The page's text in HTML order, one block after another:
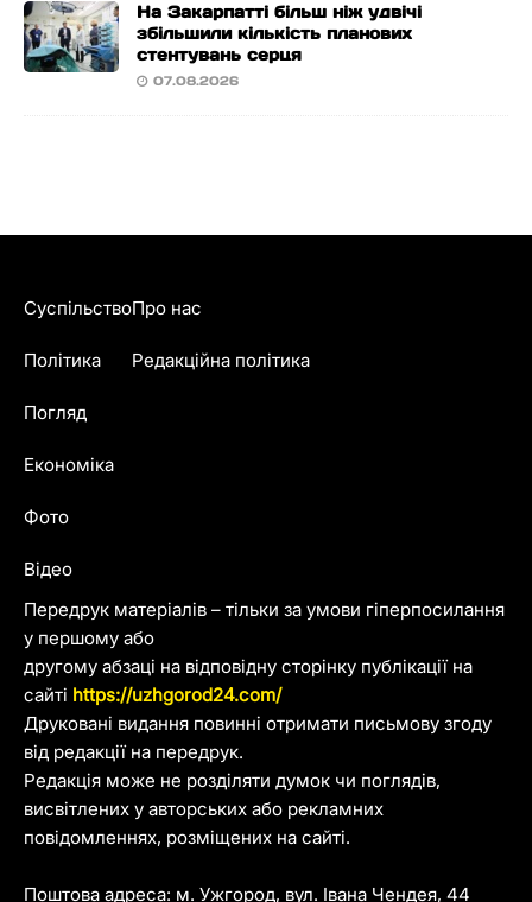
На Закарпатті більш ніж удвічі
збільшили кількість планових
стентувань серця
07.08.2026
Передрук матеріалів – тільки за умови гіперпосилання
у першому або
другому абзаці на відповідну сторінку публікації на
сайті https://uzhgorod24.com/
Друковані видання повинні отримати письмову згоду
від редакції на передрук.
Редакція може не розділяти думок чи поглядів,
висвітлених у авторських або рекламних
повідомленнях, розміщених на сайті.
Поштова адреса: м. Ужгород, вул. Івана Чендея, 44
Суспільство
Політика
Погляд
Економіка
Фото
Відео
Про нас
Редакційна політика